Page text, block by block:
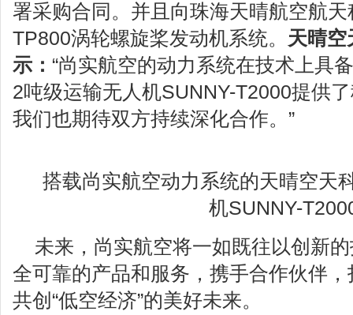
署采购合同。并且向珠海天晴航空航
TP800涡轮螺旋桨发动机系统。 天晴空
示： “尚实航空的动力系统在技术上具
2吨级运输无人机SUNNY-T2000提供
我们也期待双方持续深化合作。”
搭载尚实航空动力系统的天晴空天
机SUNNY-
未来，尚实航空将一如既往以创新
全可靠的产品和服务，携手合作伙伴
共创“低空经济”的美好未来。